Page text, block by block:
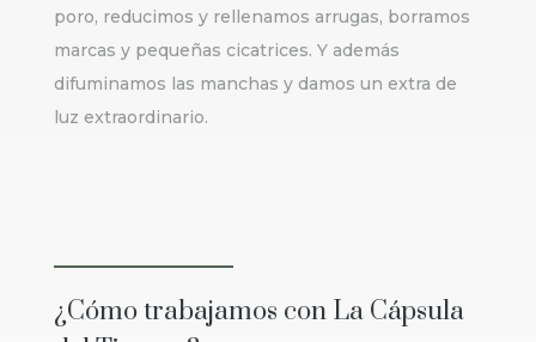
poro, reducimos y rellenamos arrugas, borramos
marcas y pequeñas cicatrices. Y además
difuminamos las manchas y damos un extra de
luz extraordinario.
¿Cómo trabajamos con La Cápsula